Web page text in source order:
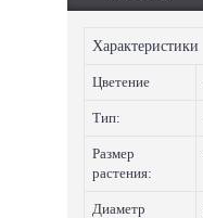
Характеристики
Цветение
Тип:
Размер
растения:
Диаметр